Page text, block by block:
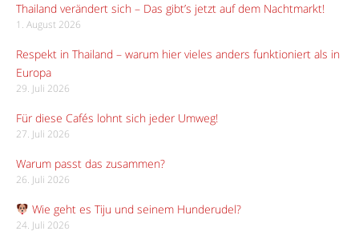
Thailand verändert sich – Das gibt’s jetzt auf dem Nachtmarkt!
1. August 2026
Respekt in Thailand – warum hier vieles anders funktioniert als in
Europa
29. Juli 2026
Für diese Cafés lohnt sich jeder Umweg!
27. Juli 2026
Warum passt das zusammen?
26. Juli 2026
Wie geht es Tiju und seinem Hunderudel?
24. Juli 2026